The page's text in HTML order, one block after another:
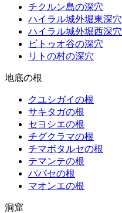
チクルン島の深穴
ハイラル城外堀東深穴
ハイラル城外堀西深穴
ビトゥオ谷の深穴
リトの村の深穴
地底の根
クユシガイの根
サキタガの根
セヨシエの根
チグクラマの根
チマボタルセの根
テマンテの根
パパセの根
マオンエの根
洞窟